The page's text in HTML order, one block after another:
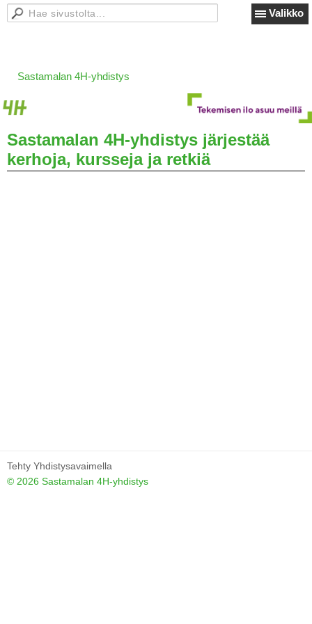
Valikko
Sastamalan 4H-yhdistys
Sastamalan 4H-yhdistys järjestää
kerhoja, kursseja ja retkiä
Tehty Yhdistysavaimella
© 2026 Sastamalan 4H-yhdistys